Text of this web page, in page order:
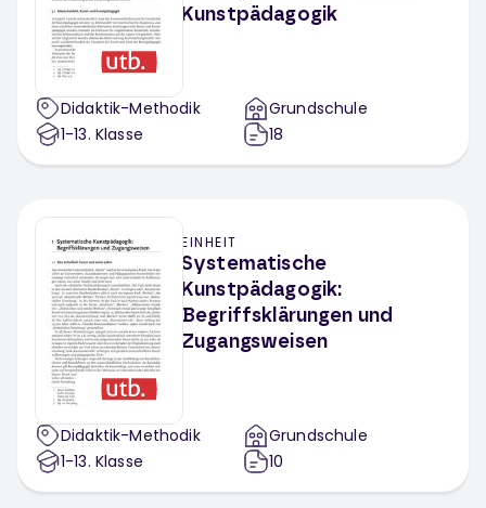
Kunstpädagogik
Didaktik-Methodik
1-13. Klasse
Grundschule
18
EINHEIT
Systematische
Kunstpädagogik:
Begriffsklärungen und
Zugangsweisen
Didaktik-Methodik
1-13. Klasse
Grundschule
10